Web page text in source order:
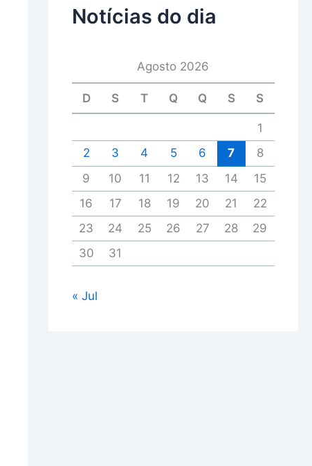
Notícias do dia
Agosto 2026
D S T Q Q S S
1
2
3 4 5 6 7
8
9
10 11 12 13 14
15
16
17 18 19 20 21
22
23
24 25 26 27 28
29
30
31
« Jul